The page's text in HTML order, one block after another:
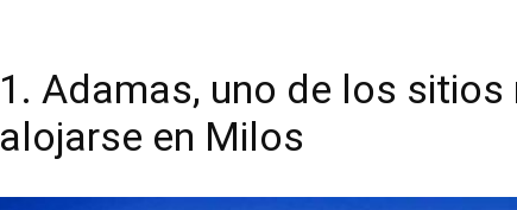
1. Adamas, uno de los
alojarse en Milos